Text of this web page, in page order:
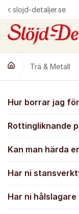
Hoppa till innehåll
slojd-detaljer.se
Trä & Metall
Trä &
Hur borrar jag
Rottingliknande
Kan man härda
Har ni
Har ni